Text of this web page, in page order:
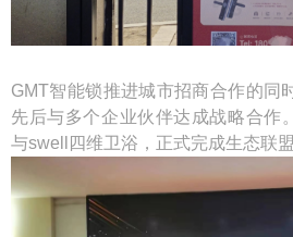
GMT智能锁推进城市招商合作的同
先后与多个企业伙伴达成战略合作
与swell四维卫浴，正式完成生态联盟